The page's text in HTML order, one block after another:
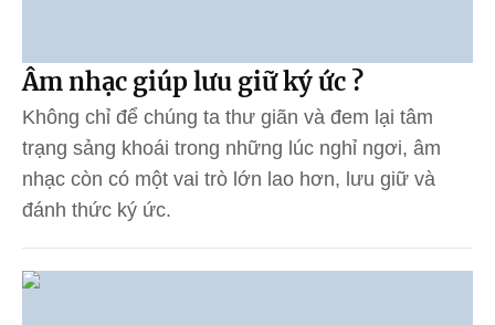
Âm nhạc giúp lưu giữ ký ức ?
Không chỉ để chúng ta thư giãn và đem lại tâm
trạng sảng khoái trong những lúc nghỉ ngơi, âm
nhạc còn có một vai trò lớn lao hơn, lưu giữ và
đánh thức ký ức.